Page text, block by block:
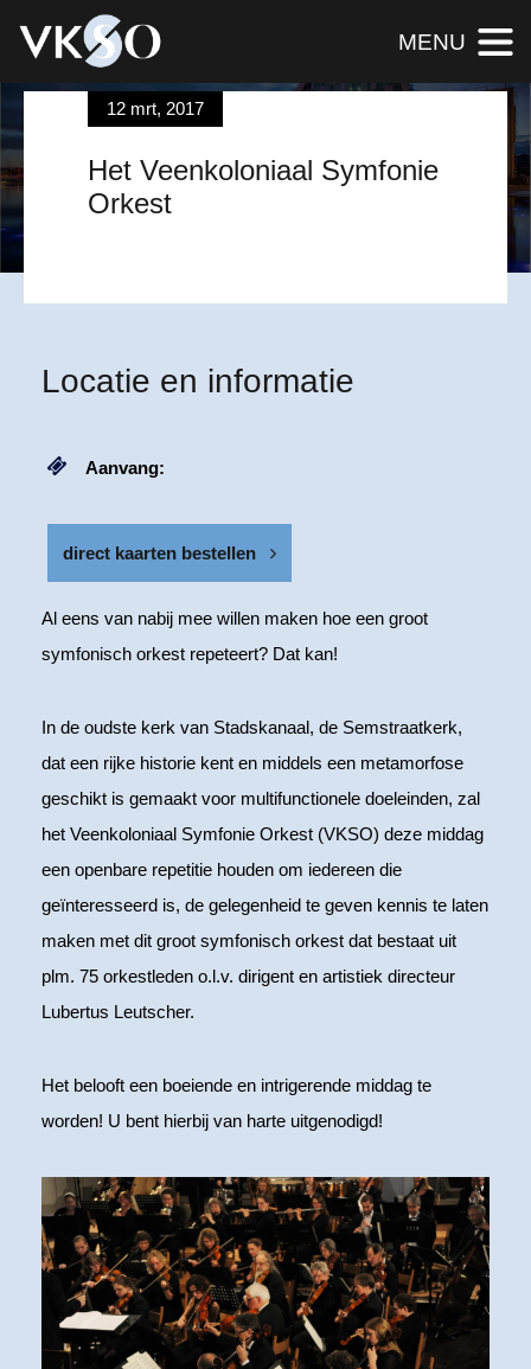
MENU
direct kaarten bestellen
12 mrt, 2017
Het Veenkoloniaal Symfonie
Orkest
Locatie en informatie
Aanvang:
direct kaarten bestellen
Al eens van nabij mee willen maken hoe een groot
symfonisch orkest repeteert? Dat kan!
In de oudste kerk van Stadskanaal, de Semstraatkerk,
dat een rijke historie kent en middels een metamorfose
geschikt is gemaakt voor multifunctionele doeleinden, zal
het Veenkoloniaal Symfonie Orkest (VKSO) deze middag
een openbare repetitie houden om iedereen die
geïnteresseerd is, de gelegenheid te geven kennis te laten
maken met dit groot symfonisch orkest dat bestaat uit
plm. 75 orkestleden o.l.v. dirigent en artistiek directeur
Lubertus Leutscher.
Het belooft een boeiende en intrigerende middag te
worden! U bent hierbij van harte uitgenodigd!